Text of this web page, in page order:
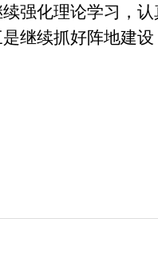
强化理论学习，
继续抓好阵地建设